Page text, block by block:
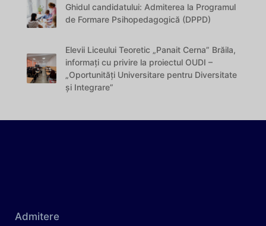
Ghidul candidatului: Admiterea la Programul
de Formare Psihopedagogică (DPPD)
Elevii Liceului Teoretic „Panait Cerna” Brăila,
informați cu privire la proiectul OUDI –
„Oportunități Universitare pentru Diversitate
și Integrare”
Admitere